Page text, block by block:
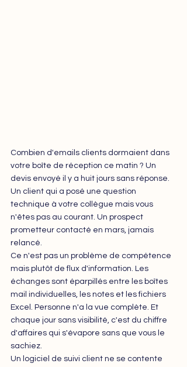
Combien d'emails clients dormaient dans
votre boîte de réception ce matin ? Un
devis envoyé il y a huit jours sans réponse.
Un client qui a posé une question
technique à votre collègue mais vous
n'êtes pas au courant. Un prospect
prometteur contacté en mars, jamais
relancé.
Ce n'est pas un problème de compétence
mais plutôt de flux d'information. Les
échanges sont éparpillés entre les boîtes
mail individuelles, les notes et les fichiers
Excel. Personne n'a la vue complète. Et
chaque jour sans visibilité, c'est du chiffre
d'affaires qui s'évapore sans que vous le
sachiez.
Un logiciel de suivi client ne se contente